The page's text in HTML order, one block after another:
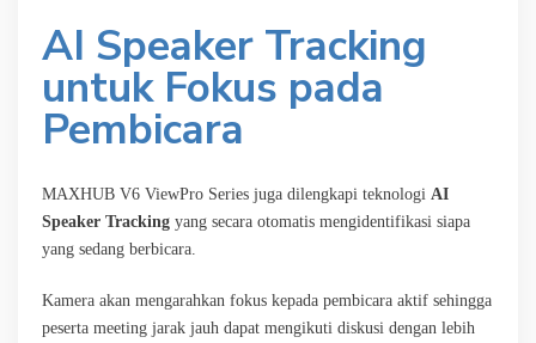
AI Speaker Tracking
untuk Fokus pada
Pembicara
MAXHUB V6 ViewPro Series juga dilengkapi teknologi AI
Speaker Tracking yang secara otomatis mengidentifikasi siapa
yang sedang berbicara.
Kamera akan mengarahkan fokus kepada pembicara aktif sehingga
peserta meeting jarak jauh dapat mengikuti diskusi dengan lebih